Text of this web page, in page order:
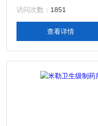
设备的专业生产厂家，产
钢制药用电动法兰固定球
兰，KF接头，真空软管，
访问次数： 1851
查看详情